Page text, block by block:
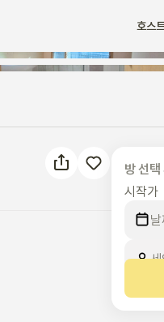
호스
방 선
시작가